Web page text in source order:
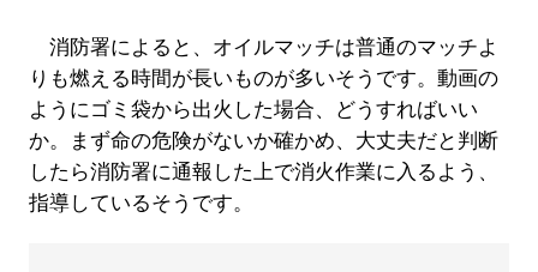
消防署によると、オイルマッチは普通のマッチよ
りも燃える時間が長いものが多いそうです。動画の
ようにゴミ袋から出火した場合、どうすればいい
か。まず命の危険がないか確かめ、大丈夫だと判断
したら消防署に通報した上で消火作業に入るよう、
指導しているそうです。